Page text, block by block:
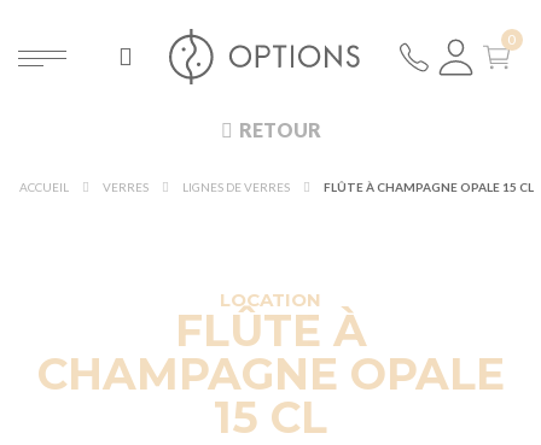
RETOUR
ACCUEIL VERRES LIGNES DE VERRES FLÛTE À CHAMPAGNE OPALE 15 CL
LOCATION
FLÛTE À
CHAMPAGNE OPALE
15 CL